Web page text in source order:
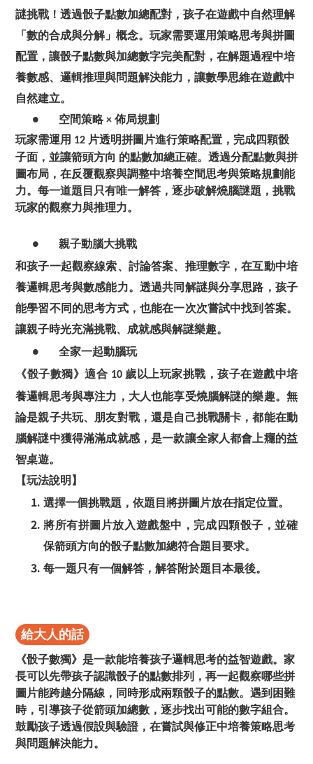
謎挑戰！透過骰子點數加總配對，孩子在遊戲中自然理解
「數的合成與分解」概念。玩家需要運用策略思考與拼圖
配置，讓骰子點數與加總數字完美配對，在解題過程中培
養數感、邏輯推理與問題解決能力，讓數學思維在遊戲中
自然建立。
● 空間策略× 佈局規劃
玩家需運用 12 片透明拼圖片進行策略配置，完成四顆骰
子面，並讓箭頭方向 的點數加總正確。透過分配點數與拼
圖布局，在反覆觀察與調整中培養空間思考與策略規劃能
力。每一道題目只有唯一解答，逐步破解燒腦謎題，挑戰
玩家的觀察力與推理力。
●
親子動腦大挑戰
和孩子一起觀察線索、討論答案、推理數字，在互動中培
養邏輯思考與數感能力。透過共同解謎與分享思路，孩子
能學習不同的思考方式，也能在一次次嘗試中找到答案。
讓親子時光充滿挑戰、成就感與解謎樂趣。
●
全家一起動腦玩
《骰子數獨》適合 10 歲以上玩家挑戰，孩子在遊戲中培
養邏輯思考與專注力，大人也能享受燒腦解謎的樂趣。無
論是親子共玩、朋友對戰，還是自己挑戰關卡，都能在動
腦解謎中獲得滿滿成就感，是一款讓全家人都會上癮的益
智桌遊。
【玩法說明】
選擇一個挑戰題，依題目將拼圖片放在指定位置。
將所有拼圖片放入遊戲盤中，完成四顆骰子，並確
保箭頭方向的骰子點數加總符合題目要求。
每一題只有一個解答，解答附於題目本最後。
給大人的話
《骰子數獨》是一款能培養孩子邏輯思考的益智遊戲。家
長可以先帶孩子認識骰子的點數排列，再一起觀察哪些拼
圖片能跨越分隔線，同時形成兩顆骰子的點數。遇到困難
時，引導孩子從箭頭加總數，逐步找出可能的數字組合。
鼓勵孩子透過假設與驗證，在嘗試與修正中培養策略思考
與問題解決能力。